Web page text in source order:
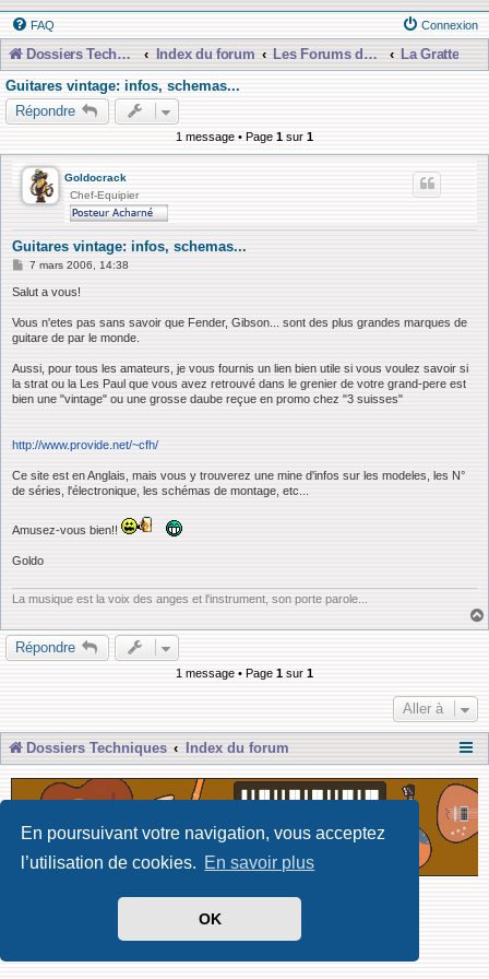
En poursuivant votre navigation, vous acceptez
l’utilisation de cookies. En savoir plus
OK
FAQ Connexion
Dossiers Techniques Index du forum Les Forums de Discussions
La Gratte
Guitares vintage: infos, schemas...
Répondre
1 message • Page 1 sur 1
Goldocrack
Chef-Equipier
Guitares vintage: infos, schemas...
M
s
g
e
7 mars 2006, 14:38
Salut a vous!
Vous n'etes pas sans savoir que Fender, Gibson... sont des plus grandes marques de
guitare de par le monde.
Aussi, pour tous les amateurs, je vous fournis un lien bien utile si vous voulez savoir si
la strat ou la Les Paul que vous avez retrouvé dans le grenier de votre grand-pere est
bien une "vintage" ou une grosse daube reçue en promo chez "3 suisses"
http://www.provide.net/~cfh/
Ce site est en Anglais, mais vous y trouverez une mine d'infos sur les modeles, les N°
de séries, l'électronique, les schémas de montage, etc...
Amusez-vous bien!!
Goldo
La musique est la voix des anges et l'instrument, son porte parole...
Répondre
1 message • Page 1 sur 1
Aller à
Dossiers Techniques Index du forum
Traduit par phpBB-fr
Confidentialité|Conditions